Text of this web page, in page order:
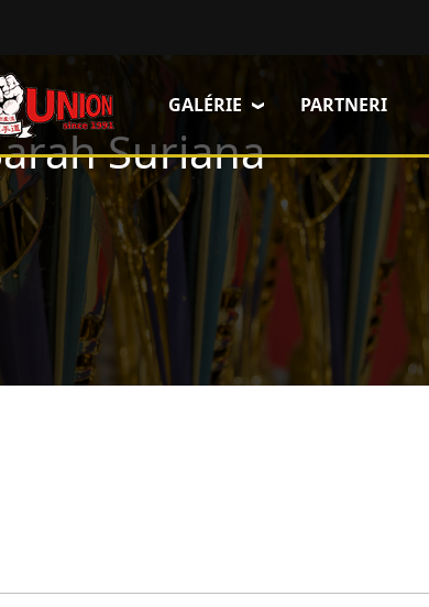
GALÉRIE PARTNERI
Suriana